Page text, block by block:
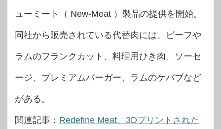
ューミート（ New-Meat ）製品の提供を開始。
同社から販売されている代替肉には、ビーフや
ラムのフランクカット、料理用ひき肉、ソーセ
ージ、プレミアムバーガー、ラムのケバブなど
がある。
関連記事： Redefine Meat、3Dプリントされた